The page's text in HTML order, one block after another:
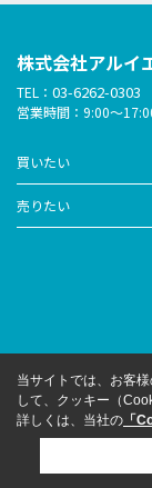
株式会社アルイ
TEL： 03-6262-0303
営業時間：9:00～
買いたい
売りたい
当サイトでは、お客
して、クッキー（
詳しくは、当社の 「